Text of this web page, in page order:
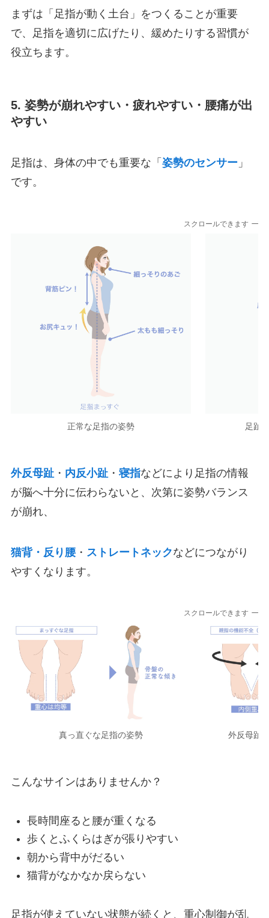
まずは「足指が動く土台」をつくることが重要
で、足指を適切に広げたり、緩めたりする習慣が
役立ちます。
5. 姿勢が崩れやすい・疲れやすい・腰痛が出
やすい
足指は、身体の中でも重要な「 姿勢のセンサー」
です。
スクロールできます
正常な足指の姿勢 足趾
外反母趾・ 内反小趾・寝指などにより足指の情報
が脳へ十分に伝わらないと、次第に姿勢バランス
が崩れ、
猫背・反り腰・ ストレートネックなどにつながり
やすくなります。
スクロールできます
真っ直ぐな足指の姿勢 外反母趾
こんなサインはありませんか？
長時間座ると腰が重くなる
歩くとふくらはぎが張りやすい
朝から背中がだるい
猫背がなかなか戻らない
足指が使えていない状態が続くと、重心制御が乱